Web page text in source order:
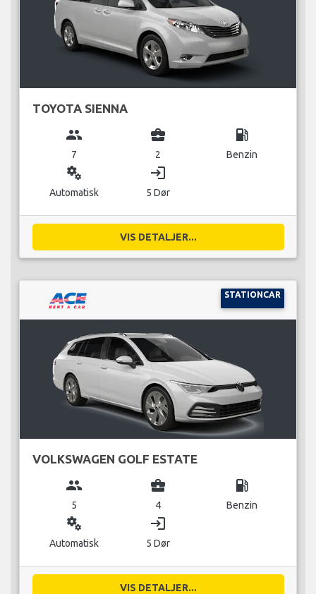
TOYOTA SIENNA
group
7
business_center
2
local_gas_station
Benzin
miscellaneous_services
Automatisk
login
5 Dør
VIS DETALJER...
STATIONCAR
VOLKSWAGEN GOLF ESTATE
group
5
business_center
4
local_gas_station
Benzin
miscellaneous_services
Automatisk
login
5 Dør
VIS DETALJER...